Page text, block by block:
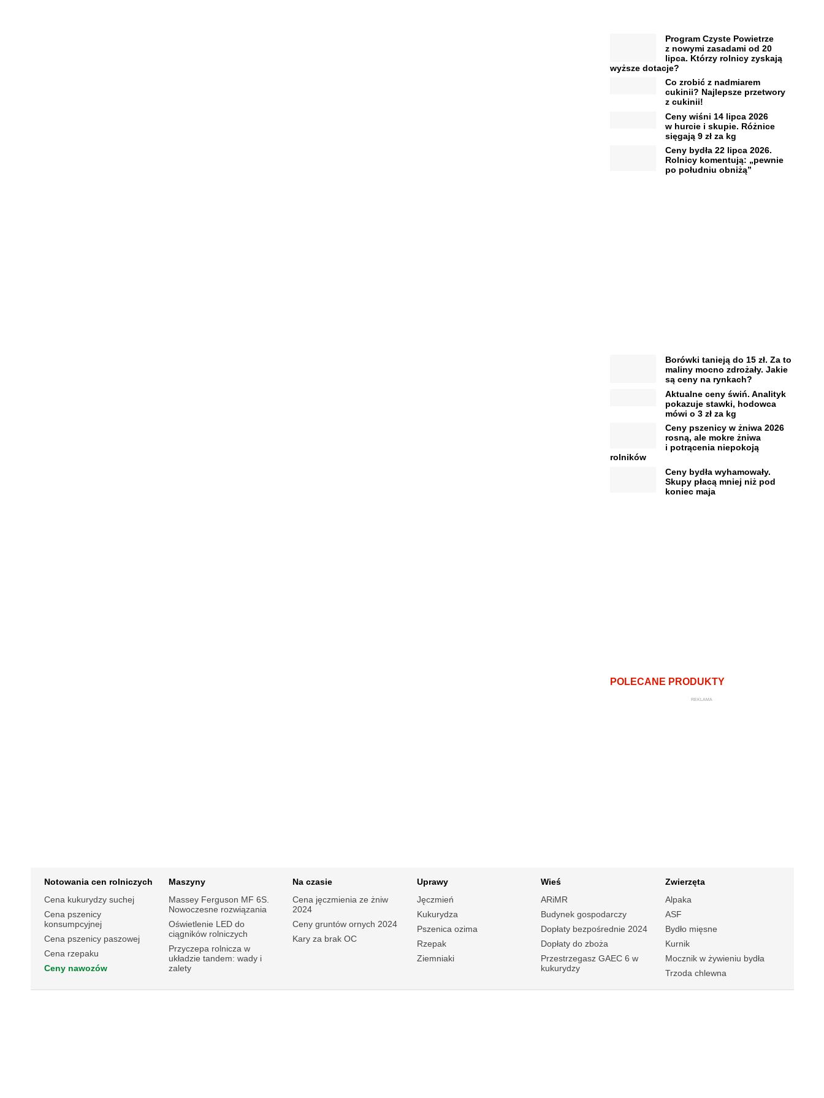
Program Czyste Powietrze
z nowymi zasadami od 20
lipca. Którzy rolnicy zyskają
wyższe dotacje?
Co zrobić z nadmiarem
cukinii? Najlepsze przetwory
z cukinii!
Ceny wiśni 14 lipca 2026
w hurcie i skupie. Różnice
sięgają 9 zł za kg
Ceny bydła 22 lipca 2026.
Rolnicy komentują: „pewnie
po południu obniżą”
Borówki tanieją do 15 zł. Za to
maliny mocno zdrożały. Jakie
są ceny na rynkach?
Aktualne ceny świń. Analityk
pokazuje stawki, hodowca
mówi o 3 zł za kg
Ceny pszenicy w żniwa 2026
rosną, ale mokre żniwa
i potrącenia niepokoją
rolników
Ceny bydła wyhamowały.
Skupy płacą mniej niż pod
koniec maja
POLECANE PRODUKTY
REKLAMA
Notowania cen rolniczych
Cena kukurydzy suchej
Cena pszenicy
konsumpcyjnej
Cena pszenicy paszowej
Cena rzepaku
Ceny nawozów
Maszyny
Massey Ferguson MF 6S.
Nowoczesne rozwiązania
Oświetlenie LED do
ciągników rolniczych
Przyczepa rolnicza w
układzie tandem: wady i
zalety
Na czasie
Cena jęczmienia ze żniw
2024
Ceny gruntów ornych 2024
Kary za brak OC
Uprawy
Jęczmień
Kukurydza
Pszenica ozima
Rzepak
Ziemniaki
Wieś
ARiMR
Budynek gospodarczy
Dopłaty bezpośrednie 2024
Dopłaty do zboża
Przestrzegasz GAEC 6 w
kukurydzy
Zwierzęta
Alpaka
ASF
Bydło mięsne
Kurnik
Mocznik w żywieniu bydła
Trzoda chlewna